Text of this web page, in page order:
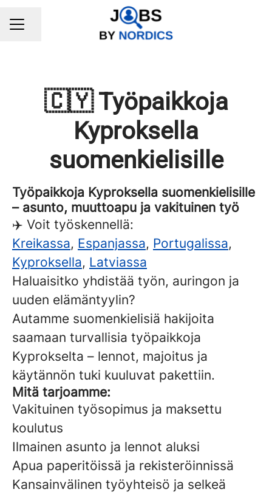
CAREER MENU
Share page
🇨🇾 Työpaikkoja
Kyproksella
suomenkielisille
Työpaikkoja Kyproksella suomenkielisille
– asunto, muuttoapu ja vakituinen työ
✈️ Voit työskennellä:
Kreikassa, Espanjassa, Portugalissa,
Kyproksella, Latviassa
Haluaisitko yhdistää työn, auringon ja
uuden elämäntyylin?
Autamme suomenkielisiä hakijoita
saamaan turvallisia työpaikkoja
Kyprokselta – lennot, majoitus ja
käytännön tuki kuuluvat pakettiin.
Mitä tarjoamme:
Vakituinen työsopimus ja maksettu
koulutus
Ilmainen asunto ja lennot aluksi
Apua paperitöissä ja rekisteröinnissä
Kansainvälinen työyhteisö ja selkeä